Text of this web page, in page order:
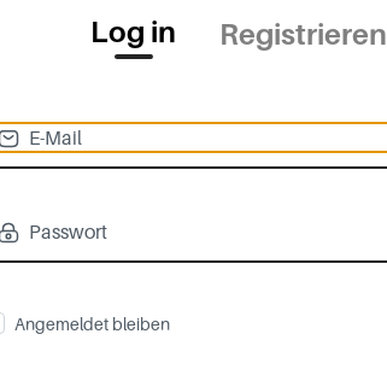
Log in Registrieren
Angemeldet bleiben